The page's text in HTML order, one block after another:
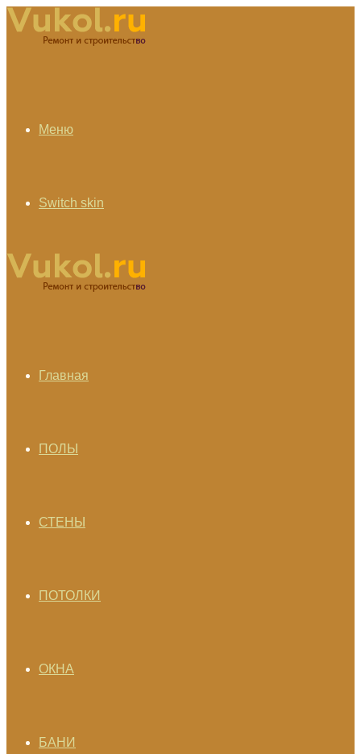
Меню
Switch skin
Главная
ПОЛЫ
СТЕНЫ
ПОТОЛКИ
ОКНА
БАНИ